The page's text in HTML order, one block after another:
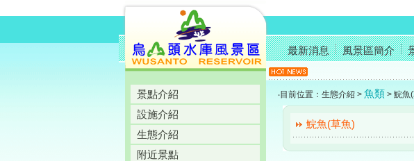
景點介紹
設施介紹
生態介紹
附近景點
最新消息 風景區簡介
‧目前位置：生態介紹 > 魚類 > 鯇魚
鯇魚(草魚)